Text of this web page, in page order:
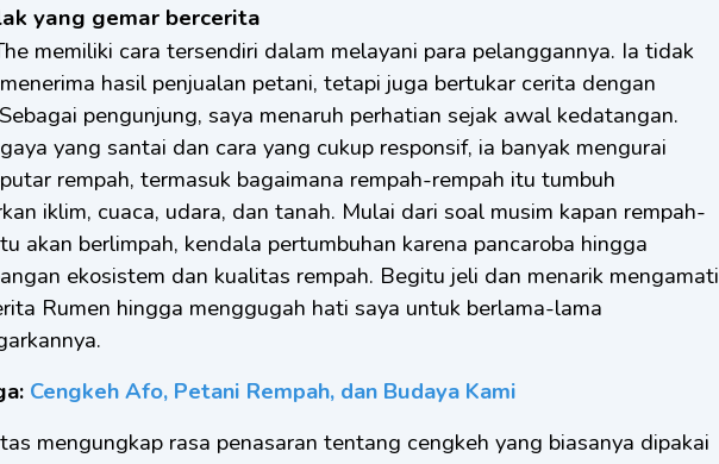
yang gemar bercerita
memiliki cara tersendiri dalam melayani para pelanggannya. Ia tidak
hasil penjualan petani, tetapi juga bertukar cerita dengan
pengunjung, saya menaruh perhatian sejak awal kedatangan.
yang santai dan cara yang cukup responsif, ia banyak mengurai
rempah, termasuk bagaimana rempah-rempah itu tumbuh
iklim, cuaca, udara, dan tanah. Mulai dari soal musim kapan rempah-
akan berlimpah, kendala pertumbuhan karena pancaroba hingga
ekosistem dan kualitas rempah. Begitu jeli dan menarik mengamati
Rumen hingga menggugah hati saya untuk berlama-lama
Cengkeh Afo, Petani Rempah, dan Budaya Kami
mengungkap rasa penasaran tentang cengkeh yang biasanya dipakai